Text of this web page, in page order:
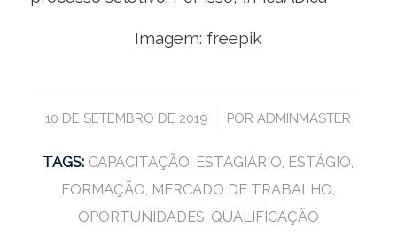
Imagem: freepik
10 DE SETEMBRO DE 2019
/ PORADMINMASTER
TAGS: CAPACITAÇÃO ESTAGIÁRIO ESTÁGIO
FORMAÇÃO MERCADO DE TRABALHO
OPORTUNIDADES QUALIFICAÇÃO